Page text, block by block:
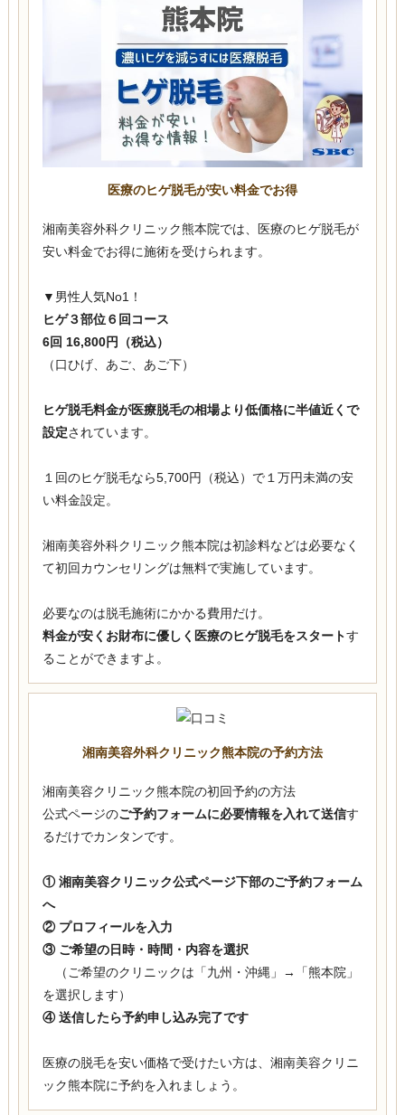
医療のヒゲ脱毛が安い料金でお得
湘南美容外科クリニック熊本院では、医療のヒゲ脱毛が
安い料金でお得に施術を受けられます。
▼男性人気No1！
ヒゲ３部位６回コース
6回 16,800円（税込）
（口ひげ、あご、あご下）
ヒゲ脱毛料金が医療脱毛の相場より低価格に半値近くで
設定されています。
１回のヒゲ脱毛なら5,700円（税込）で１万円未満の安
い料金設定。
湘南美容外科クリニック熊本院は初診料などは必要なく
て初回カウンセリングは無料で実施しています。
必要なのは脱毛施術にかかる費用だけ。
料金が安くお財布に優しく医療のヒゲ脱毛をスタートす
ることができますよ。
湘南美容外科クリニック熊本院の予約方法
湘南美容クリニック熊本院の初回予約の方法
公式ページのご予約フォームに必要情報を入れて送信す
るだけでカンタンです。
① 湘南美容クリニック公式ページ下部のご予約フォーム
へ
② プロフィールを入力
③ ご希望の日時・時間・内容を選択
（ご希望のクリニックは「九州・沖縄」→「熊本院」
を選択します）
④ 送信したら予約申し込み完了です
医療の脱毛を安い価格で受けたい方は、湘南美容クリニ
ック熊本院に予約を入れましょう。